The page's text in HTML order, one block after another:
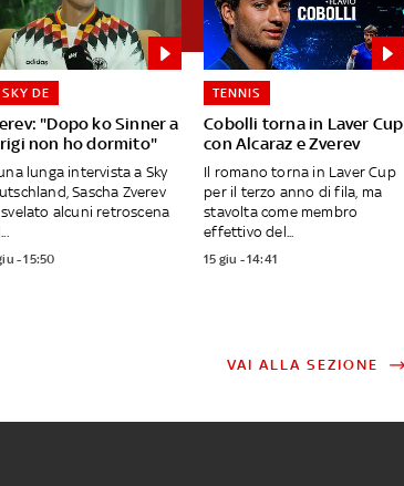
"Dopo ko Sinner a
non ho dormito"
DE
lunga intervista a Sky
Sascha Zverev
svelato alcuni retroscena
- 15:50
Cobolli torna in Laver Cup
con Alcaraz e Zverev
TENNIS
Il romano torna in Laver Cup
per il terzo anno di fila, ma
stavolta come membro
effettivo del...
15 giu - 14:41
VAI ALLA SEZIONE